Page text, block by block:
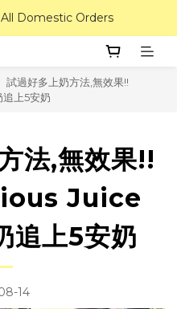
Domestic Orders
試過好多上奶方法,無效果!!
上5安奶
法,無效果!!
Juice
追上5安奶
14